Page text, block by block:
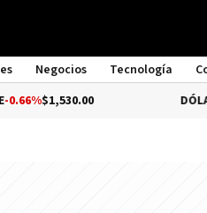
Negocios Tecnología
DÓLAR